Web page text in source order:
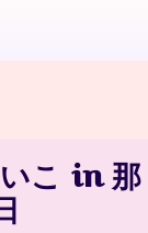
こ in 那